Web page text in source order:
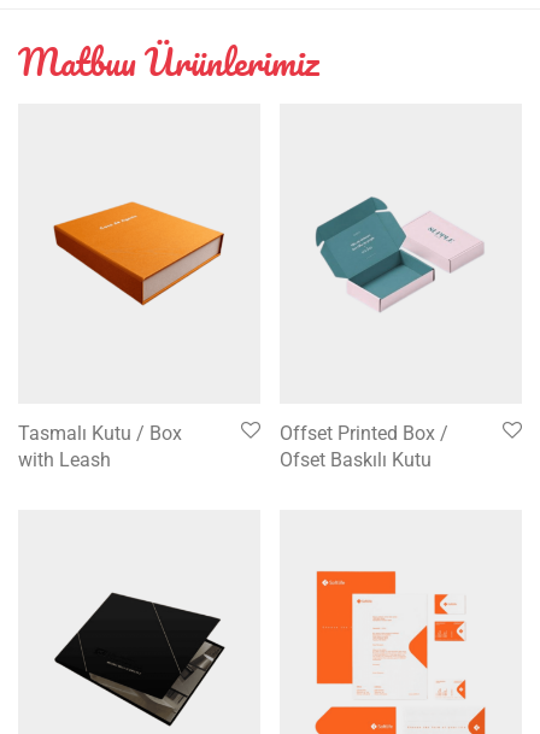
Matbuu Ürünlerimiz
Tasmalı Kutu / Box
with Leash
Offset Printed Box /
Ofset Baskılı Kutu